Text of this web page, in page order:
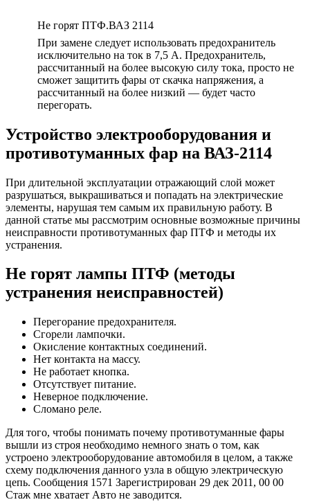
Не горят ПТФ.ВАЗ 2114
При замене следует использовать предохранитель
исключительно на ток в 7,5 А. Предохранитель,
рассчитанный на более высокую силу тока, просто не
сможет защитить фары от скачка напряжения, а
рассчитанный на более низкий — будет часто
перегорать.
Устройство электрооборудования и
противотуманных фар на ВАЗ-2114
При длительной эксплуатации отражающий слой может
разрушаться, выкрашиваться и попадать на электрические
элементы, нарушая тем самым их правильную работу. В
данной статье мы рассмотрим основные возможные причины
неисправности противотуманных фар ПТФ и методы их
устранения.
Не горят лампы ПТФ (методы
устранения неисправностей)
Перегорание предохранителя.
Сгорели лампочки.
Окисление контактных соединений.
Нет контакта на массу.
Не работает кнопка.
Отсутствует питание.
Неверное подключение.
Сломано реле.
Для того, чтобы понимать почему противотуманные фары
вышли из строя необходимо немного знать о том, как
устроено электрооборудование автомобиля в целом, а также
схему подключения данного узла в общую электрическую
цепь. Сообщения 1571 Зарегистрирован 29 дек 2011, 00 00
Стаж мне хватает Авто не заводится.